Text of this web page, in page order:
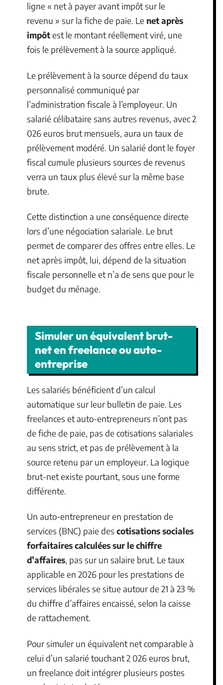
ligne « net à payer avant impôt sur le
revenu » sur la fiche de paie. Le net après
impôtest le montant réellement viré, une
fois le prélèvement à la source appliqué.
Le prélèvement à la source dépend du taux
personnalisé communiqué par
l’administration fiscale à l’employeur. Un
salarié célibataire sans autres revenus, avec 2
026 euros brut mensuels, aura un taux de
prélèvement modéré. Un salarié dont le foyer
fiscal cumule plusieurs sources de revenus
verra un taux plus élevé sur la même base
brute.
Cette distinction a une conséquence directe
lors d’une négociation salariale. Le brut
permet de comparer des offres entre elles. Le
net après impôt, lui, dépend de la situation
fiscale personnelle et n’a de sens que pour le
budget du ménage.
Simuler un équivalent brut-
net en freelance ou auto-
entreprise
Les salariés bénéficient d’un calcul
automatique sur leur bulletin de paie. Les
freelances et auto-entrepreneurs n’ont pas
de fiche de paie, pas de cotisations salariales
au sens strict, et pas de prélèvement à la
source retenu par un employeur. La logique
brut-net existe pourtant, sous une forme
différente.
Un auto-entrepreneur en prestation de
services (BNC) paie des cotisations sociales
forfaitaires calculées sur le chiffre
d’affaires, pas sur un salaire brut. Le taux
applicable en 2026 pour les prestations de
services libérales se situe autour de 21 à 23 %
du chiffre d’affaires encaissé, selon la caisse
de rattachement.
Pour simuler un équivalent net comparable à
celui d’un salarié touchant 2 026 euros brut,
un freelance doit intégrer plusieurs postes